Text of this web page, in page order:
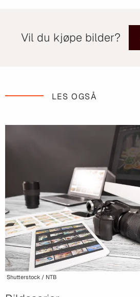
Vil du kjøpe bilder?
LES OGSÅ
Shutterstock / NTB